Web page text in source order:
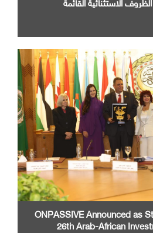
ONPASSIVE Announced as
26th Arab-African